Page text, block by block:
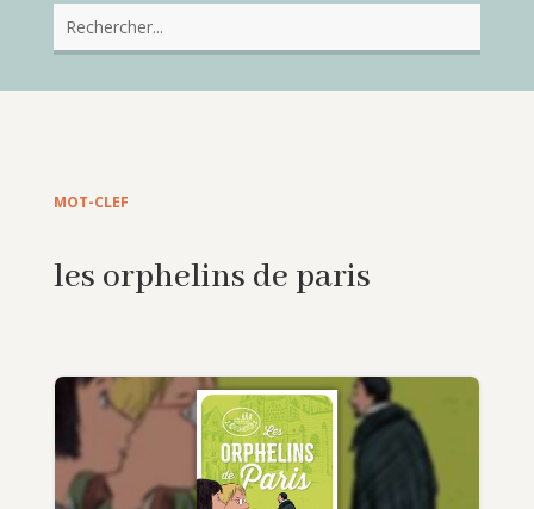
MOT-CLEF
les orphelins de paris